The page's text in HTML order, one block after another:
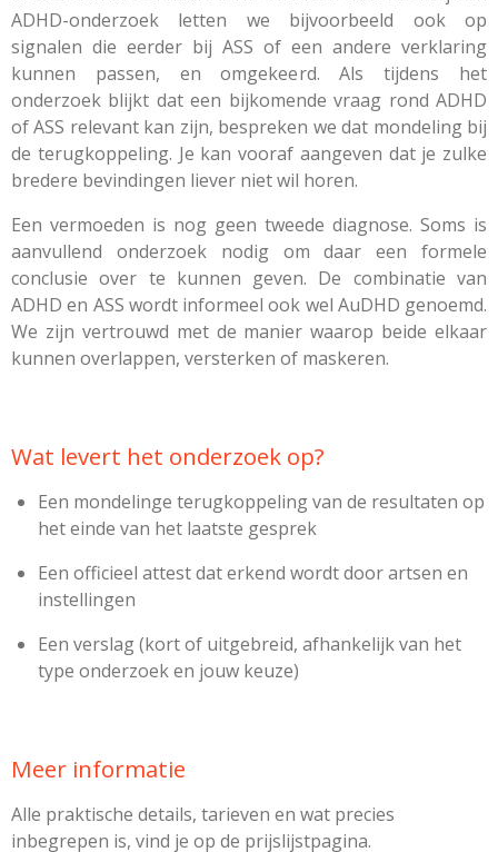
ADHD-onderzoek letten we bijvoorbeeld ook op
signalen die eerder bij ASS of een andere verklaring
kunnen passen, en omgekeerd. Als tijdens het
onderzoek blijkt dat een bijkomende vraag rond ADHD
of ASS relevant kan zijn, bespreken we dat mondeling bij
de terugkoppeling. Je kan vooraf aangeven dat je zulke
bredere bevindingen liever niet wil horen.
Een vermoeden is nog geen tweede diagnose. Soms is
aanvullend onderzoek nodig om daar een formele
conclusie over te kunnen geven. De combinatie van
ADHD en ASS wordt informeel ook wel AuDHD genoemd.
We zijn vertrouwd met de manier waarop beide elkaar
kunnen overlappen, versterken of maskeren.
Wat levert het onderzoek op?
Een mondelinge terugkoppeling van de resultaten op
het einde van het laatste gesprek
Een officieel attest dat erkend wordt door artsen en
instellingen
Een verslag (kort of uitgebreid, afhankelijk van het
type onderzoek en jouw keuze)
Meer informatie
Alle praktische details, tarieven en wat precies
inbegrepen is, vind je op de prijslijstpagina.